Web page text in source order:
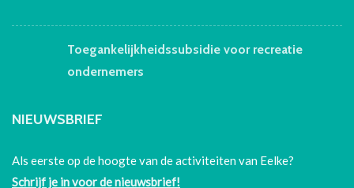
Toegankelijkheidssubsidie voor recreatie
ondernemers
NIEUWSBRIEF
Als eerste op de hoogte van de activiteiten van Eelke?
Schrijf je in voor de nieuwsbrief!